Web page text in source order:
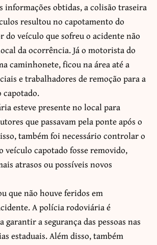
informações obtidas, a colisão traseira
resultou no capotamento do
do veículo que sofreu o acidente não
da ocorrência. Já o motorista do
caminhonete, ficou na área até a
e trabalhadores de remoção para a
esteve presente no local para
que passavam pela ponte após o
também foi necessário controlar o
veículo capotado fosse removido,
atrasos ou possíveis novos
que não houve feridos em
A polícia rodoviária é
garantir a segurança das pessoas nas
estaduais. Além disso, também